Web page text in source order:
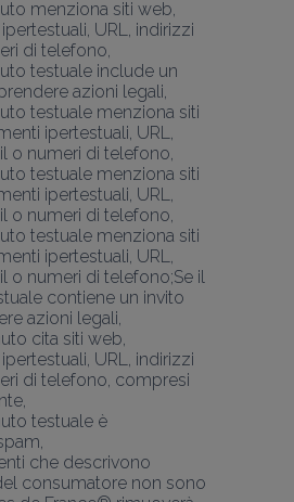
menziona siti web,
URL, indirizzi
di telefono,
testuale include un
azioni legali,
testuale menziona siti
ipertestuali, URL,
o numeri di telefono,
testuale menziona siti
ipertestuali, URL,
o numeri di telefono,
testuale menziona siti
ipertestuali, URL,
o numeri di telefono;Se il
contiene un invito
azioni legali,
cita siti web,
URL, indirizzi
di telefono, compresi
testuale è
che descrivono
consumatore non sono